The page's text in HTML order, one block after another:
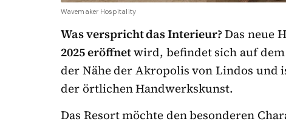
Wavemaker Hospitality
Was verspricht das Interieur?Das neue
2025 eröffnetwird, befindet sich auf
der Nähe der Akropolis von Lindos und
der örtlichen Handwerkskunst.
Das Resort möchte den besonderen